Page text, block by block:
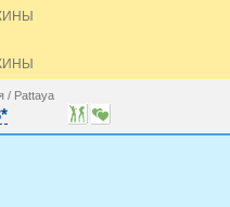
PATTAYA PARK BEACH RESORT 3*
PAYAA HOTEL 3*
PHU VIEW TALAY RESORT 2*
PHUPHAYA RESORT 3*
PINNACLE GRAND JOMTIEN
PLUMERIA RESORT PATTAYA 3*
/ Pattaya